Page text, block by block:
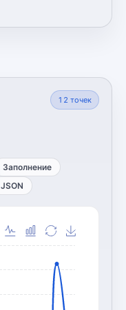
12 точек
Заполнение
JSON